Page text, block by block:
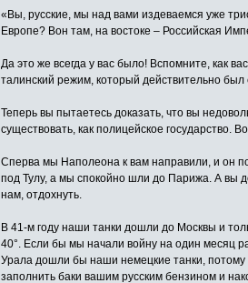
«Вы, русские, мы над вами издеваемся уже
Европе? Вон там, на востоке – Российская
Да это же всегда у вас было! Вспомните, как
талинский режим, который действительно
Теперь вы пытаетесь доказать, что вы
существовать, как полицейское
Сперва мы Наполеона к вам направили, и он
под Тулу, а мы спокойно шли до Парижа. А вы
нам, отдохнуть.
В 41-м году наши танки дошли до Москвы и
40°. Если бы мы начали войну на один месяц
Урала дошли бы наши немецкие танки, потому
заполнить баки вашим русским бензином и